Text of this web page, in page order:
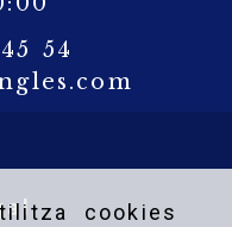
cookies
54